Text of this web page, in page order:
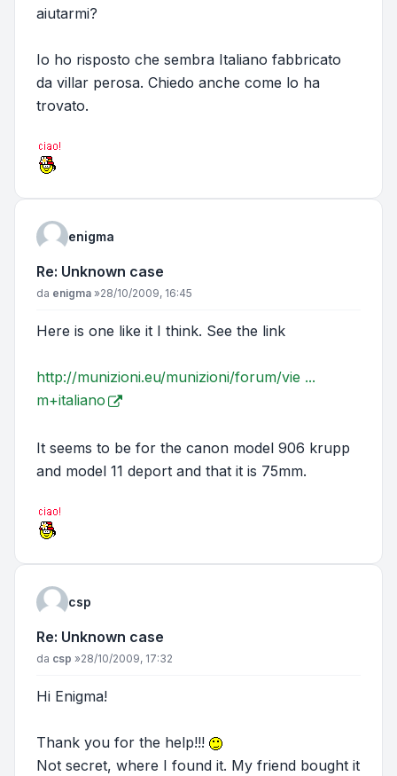
aiutarmi?
Io ho risposto che sembra Italiano fabbricato
da villar perosa. Chiedo anche come lo ha
trovato.
enigma
Re: Unknown case
Messaggio
da enigma »28/10/2009, 16:45
Here is one like it I think. See the link
http://munizioni.eu/munizioni/forum/vie ...
m+italiano
It seems to be for the canon model 906 krupp
and model 11 deport and that it is 75mm.
csp
Re: Unknown case
Messaggio
da csp »28/10/2009, 17:32
Hi Enigma!
Thank you for the help!!!
Not secret, where I found it. My friend bought it